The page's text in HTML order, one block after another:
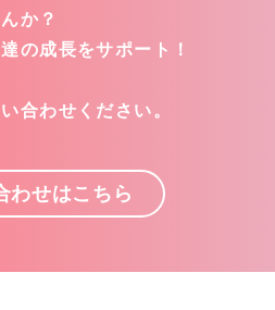
か？
の成長をサポート！
合わせください。
わせはこちら